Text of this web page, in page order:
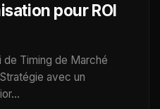
pour ROI
de Timing de Marché
avec un